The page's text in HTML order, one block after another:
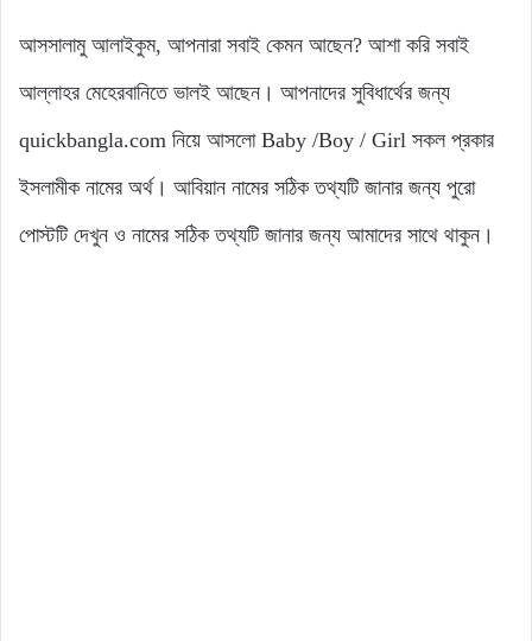
আসসালামু আলাইকুম, আপনারা সবাই কেমন আছেন? আশা করি সবাই
আল্লাহর মেহেরবানিতে ভালই আছেন। আপনাদের সুবিধার্থের জন্য
quickbangla.com নিয়ে আসলো Baby /Boy / Girl সকল প্রকার
ইসলামীক নামের অর্থ। আবিয়ান নামের সঠিক তথ্যটি জানার জন্য পুরো
পোস্টটি দেখুন ও নামের সঠিক তথ্যটি জানার জন্য আমাদের সাথে থাকুন।